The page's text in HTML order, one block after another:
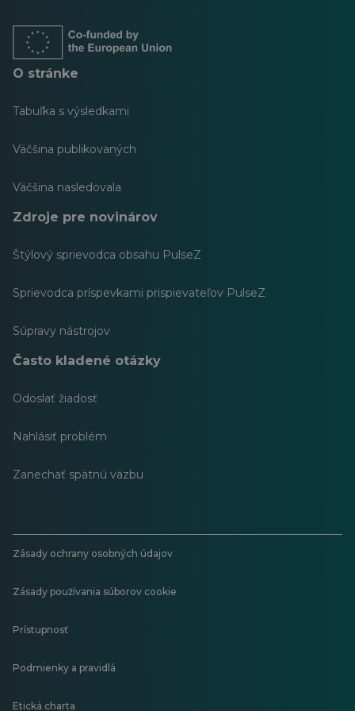
kartekarte kartekartekarte
O stránke
Tabuľka s výsledkami
Väčšina publikovaných
Väčšina nasledovala
Zdroje pre novinárov
Štýlový sprievodca obsahu PulseZ
Sprievodca príspevkami prispievateľov PulseZ
Súpravy nástrojov
Často kladené otázky
Odoslať žiadosť
Nahlásiť problém
Zanechať spätnú väzbu
Zásady ochrany osobných údajov
Zásady používania súborov cookie
Prístupnosť
Podmienky a pravidlá
Etická charta